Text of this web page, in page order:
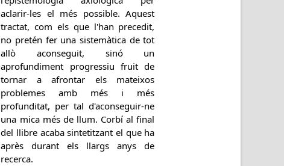
aclarir-les el més possible. Aquest
tractat, com els que l'han precedit,
no pretén fer una sistemàtica de tot
allò aconseguit, sinó un
aprofundiment progressiu fruit de
tornar a afrontar els mateixos
problemes amb més i més
profunditat, per tal d'aconseguir-ne
una mica més de llum. Corbí al final
del llibre acaba sintetitzant el que ha
après durant els llargs anys de
recerca.